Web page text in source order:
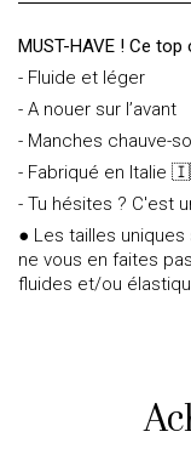
MUST-HAVE ! Ce
- Fluide et léger
- A nouer sur l’avant
- Manches chauve-
- Fabriqué en Italie
- Tu hésites ? C'est
● Les tailles
ne vous en faites
fluides et/ou